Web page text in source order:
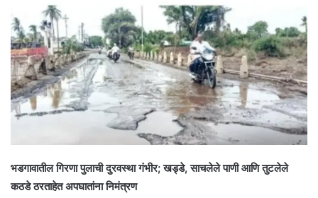
भडगावातील गिरणा पुलाची दुरवस्था गंभीर; खड्डे, साचलेले पाणी आणि तुटलेले
कठडे ठरताहेत अपघातांना निमंत्रण